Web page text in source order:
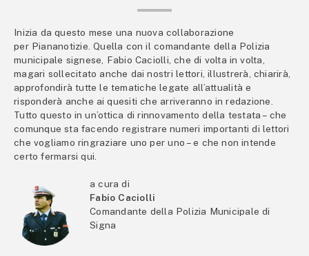
Inizia da questo mese una nuova collaborazione
per Piananotizie. Quella con il comandante della Polizia
municipale signese, Fabio Caciolli, che di volta in volta,
magari sollecitato anche dai nostri lettori, illustrerà, chiarirà,
approfondirà tutte le tematiche legate all’attualità e
risponderà anche ai quesiti che arriveranno in redazione.
Tutto questo in un’ottica di rinnovamento della testata – che
comunque sta facendo registrare numeri importanti di lettori
che vogliamo ringraziare uno per uno – e che non intende
certo fermarsi qui.
a cura di
Fabio Caciolli
Comandante della Polizia Municipale di
Signa